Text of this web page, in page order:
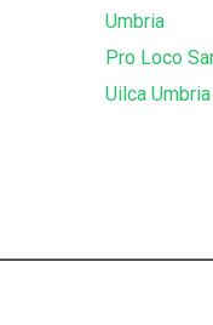
Umbria
Pro Loco
Uilca Umbria